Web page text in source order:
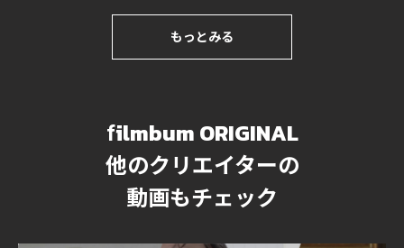
もっとみる
filmbum ORIGINAL
他のクリエイターの
動画もチェック